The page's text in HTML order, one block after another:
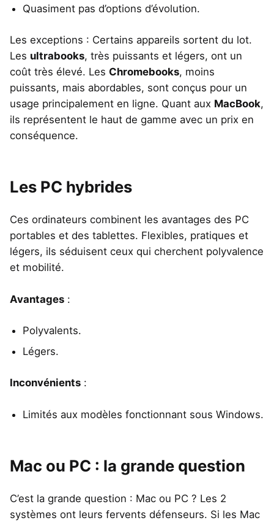
Quasiment pas d’options d’évolution.
Les exceptions : Certains appareils sortent du lot.
Les ultrabooks, très puissants et légers, ont un
coût très élevé. Les Chromebooks, moins
puissants, mais abordables, sont conçus pour un
usage principalement en ligne. Quant aux MacBook,
ils représentent le haut de gamme avec un prix en
conséquence.
Les PC hybrides
Ces ordinateurs combinent les avantages des PC
portables et des tablettes. Flexibles, pratiques et
légers, ils séduisent ceux qui cherchent polyvalence
et mobilité.
Avantages :
Polyvalents.
Légers.
Inconvénients :
Limités aux modèles fonctionnant sous Windows.
Mac ou PC : la grande question
C’est la grande question : Mac ou PC ? Les 2
systèmes ont leurs fervents défenseurs. Si les Mac